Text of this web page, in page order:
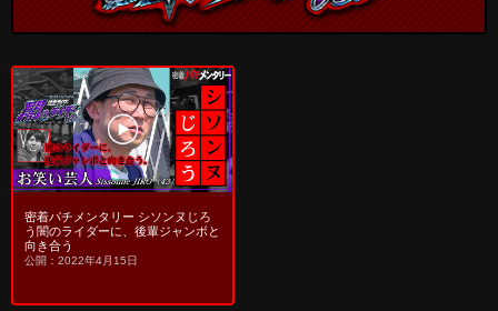
密着パチメンタリー シソンヌじろ
う闇のライダーに、後輩ジャンボと
向き合う
公開：2022年4月15日